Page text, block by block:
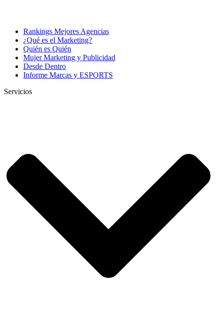
Rankings Mejores Agencias
¿Qué es el Marketing?
Quién es Quién
Mujer Marketing y Publicidad
Desde Dentro
Informe Marcas y ESPORTS
Servicios